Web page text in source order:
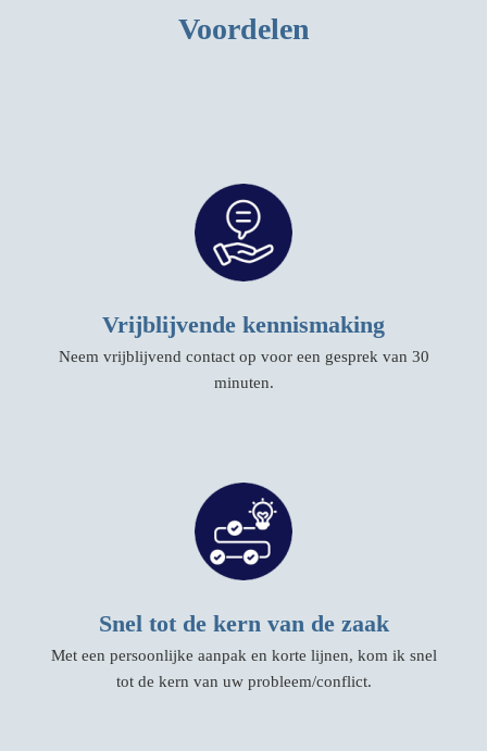
Voordelen
Vrijblijvende kennismaking
Neem vrijblijvend contact op voor een gesprek van 30
minuten.
Snel tot de kern van de zaak
Met een persoonlijke aanpak en korte lijnen, kom ik snel
tot de kern van uw probleem/conflict.